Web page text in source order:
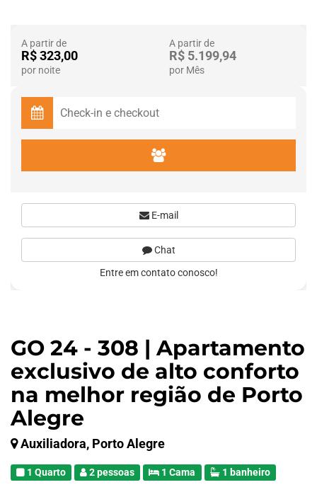
GO 24 - 308 | Apartamento
exclusivo de alto conforto
na melhor região de Porto
Alegre
Auxiliadora, Porto Alegre
1 Quarto 2 pessoas 1 Cama 1 banheiro
A partir de
R$ 323,00
por noite
A partir de
R$ 5.199,94
por Mês
E-mail
Chat
Entre em contato conosco!